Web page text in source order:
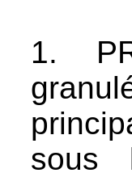
1.
sous